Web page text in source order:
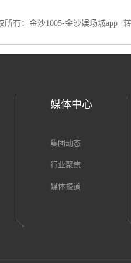
有： 金沙1005-金沙娱场城app
媒体中心
集团动态
行业聚焦
媒体报道